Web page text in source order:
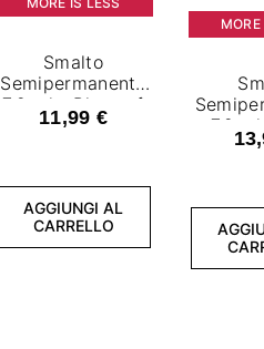
Smalto
Semipermanente
7,2 ml - Piece of
magic
11,99 €
AGGIUNGI AL
CARRELLO
7,2 ml